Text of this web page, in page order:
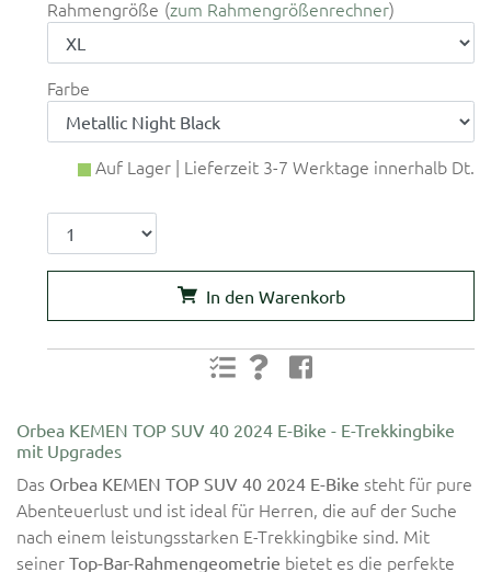
Rahmengröße zum Rahmengrößenrechner
Farbe
Auf Lager | Lieferzeit 3-7 Werktage innerhalb Dt.
In den Warenkorb
Orbea KEMEN TOP SUV 40 2024 E-Bike - E-Trekkingbike
mit Upgrades
Das Orbea KEMEN TOP SUV 40 2024 E-Bike steht für pure
Abenteuerlust und ist ideal für Herren, die auf der Suche
nach einem leistungsstarken E-Trekkingbike sind. Mit
seiner Top-Bar-Rahmengeometrie bietet es die perfekte